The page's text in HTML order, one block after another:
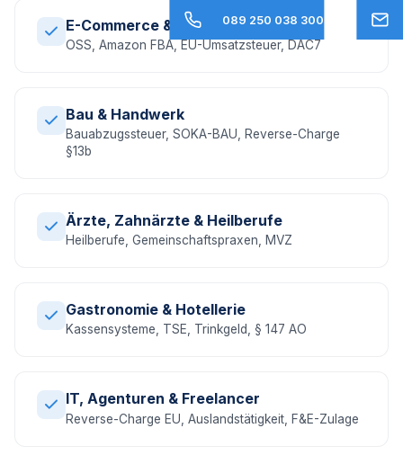
E-Commerce & Online-Handel
OSS, Amazon FBA, EU-Umsatzsteuer, DAC7
Bau & Handwerk
Bauabzugssteuer, SOKA-BAU, Reverse-Charge
§13b
Ärzte, Zahnärzte & Heilberufe
Heilberufe, Gemeinschaftspraxen, MVZ
Gastronomie & Hotellerie
Kassensysteme, TSE, Trinkgeld, § 147 AO
IT, Agenturen & Freelancer
Reverse-Charge EU, Auslandstätigkeit, F&E-Zulage
089 250 038 300